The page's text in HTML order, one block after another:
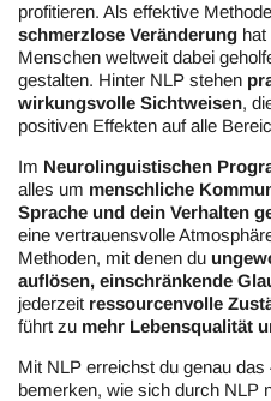
profitieren. Als effektive
schmerzlose Veränderung
Menschen weltweit dabei
gestalten. Hinter NLP stehen
wirkungsvolle Sichtweisen,
positiven Effekten auf alle
Im Neurolinguistischen
alles um menschliche
Sprache und dein Verhalten
eine vertrauensvolle
Methoden, mit denen du
auflösen, einschränkende
jederzeit ressourcenvolle
führt zu mehr Lebensqualität
Mit NLP erreichst du genau
bemerken, wie sich durch NLP